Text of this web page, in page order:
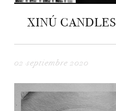
XINÚ CANDLES
02 septiembre 2020